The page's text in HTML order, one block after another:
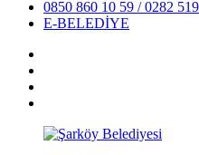
0850 860 10 59 / 0282
E-BELEDİYE